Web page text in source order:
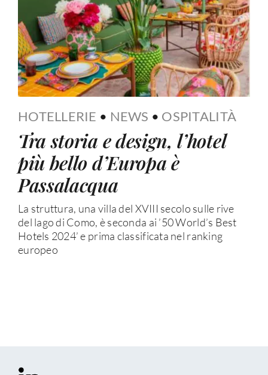
HOTELLERIE • NEWS • OSPITALITÀ
Tra storia e design, l’hotel
più bello d’Europa è
Passalacqua
La struttura, una villa del XVIII secolo sulle rive
del lago di Como, è seconda ai ’50 World’s Best
Hotels 2024’ e prima classificata nel ranking
europeo